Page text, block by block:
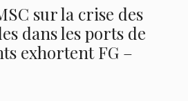
sur la crise des
dans les ports de
exhortent FG –